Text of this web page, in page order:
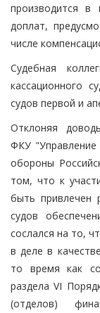
производится
доплат,
числе
Судебная
кассационного
судов первой и
Отклоняя
ФКУ "Управление
обороны
том, что к
быть привлечен
судов
сослался на то,
в деле в
то время как
раздела VI
(отделов)